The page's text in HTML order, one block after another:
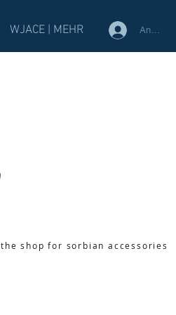
WJACE | MEHR Anmelden
the shop for sorbian accessories